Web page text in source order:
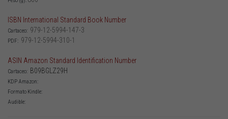
ISBN International Standard Book Number
Cartaceo: 979-12-5994-147-3
PDF: 979-12-5994-310-1
ASIN Amazon Standard Identification Number
Cartaceo: B09BGLZ29H
KDP Amazon:
Formato Kindle:
Audible: